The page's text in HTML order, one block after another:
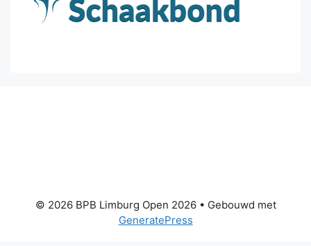
© 2026 BPB Limburg Open 2026• Gebouwd met
GeneratePress